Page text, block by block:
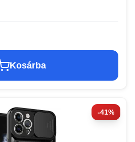
Kosárba
-41%